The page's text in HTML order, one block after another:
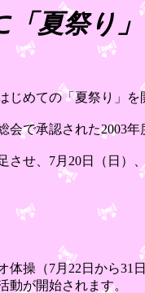
「夏祭り」
めての「夏祭り」を
で承認された2003年
させ、7月20日（日
操（7月22日から
動が開始されます。